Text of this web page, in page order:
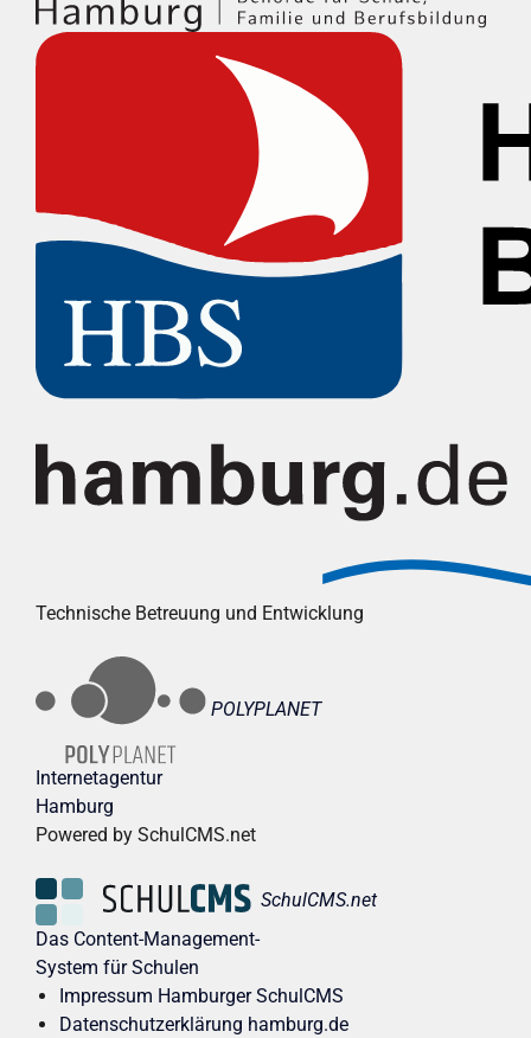
Technische Betreuung und Entwicklung
POLYPLANET
Internetagentur
Hamburg
Powered by SchulCMS.net
SchulCMS.net
Das Content-Management-
System für Schulen
Impressum Hamburger SchulCMS
Datenschutzerklärung hamburg.de